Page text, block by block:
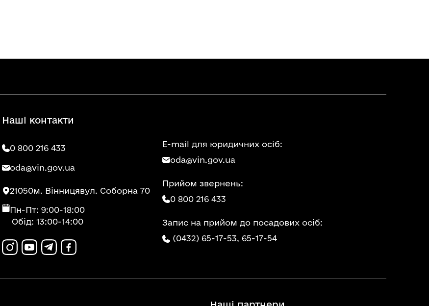
Наші контакти
0 800 216 433
oda@vin.gov.ua
21050м. Вінницявул. Соборна 70
Пн-Пт: 9:00-18:00
Обід: 13:00-14:00
E-mail для юридичних осіб:
oda@vin.gov.ua
Прийом звернень:
0 800 216 433
Запис на прийом до посадових осіб:
(0432) 65-17-53, 65-17-54